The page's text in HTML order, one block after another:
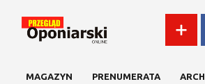
MAGAZYN PRENUMERATA